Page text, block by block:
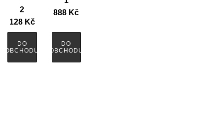
2
128 Kč
DO
OBCHODU
888 Kč
DO
OBCHODU